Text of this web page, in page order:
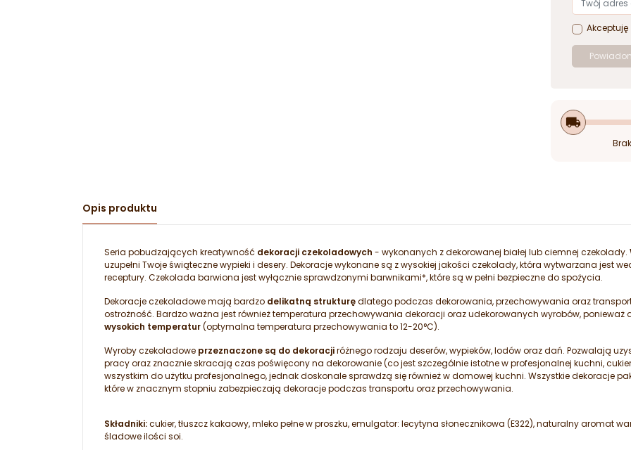
Akceptuję
local_shipping
Opis produktu
Seria pobudzających kreatywność dekoracji czekoladowych - wykonanych z dekorowanej białej lub ciemnej czekolady.
uzupełni Twoje świąteczne wypieki i desery. Dekoracje wykonane są z wysokiej jakości czekolady, która wytwarzana jest
receptury. Czekolada barwiona jest wyłącznie sprawdzonymi barwnikami*, które są w pełni bezpieczne do spożycia.
Dekoracje czekoladowe mają bardzo delikatną strukturędlatego podczas dekorowania, przechowywania oraz
ostrożność. Bardzo ważna jest również temperatura przechowywania dekoracji oraz udekorowanych wyrobów,
wysokich temperatur(optymalna temperatura przechowywania to 12-20°C).
Wyroby czekoladowe przeznaczone są do dekoracjiróżnego rodzaju deserów, wypieków, lodów oraz dań. Pozwalają
pracy oraz znacznie skracają czas poświęcony na dekorowanie (co jest szczególnie istotne w profesjonalnej kuchni,
wszystkim do użytku profesjonalnego, jednak doskonale sprawdzą się również w domowej kuchni. Wszystkie dekoracje
które w znacznym stopniu zabezpieczają dekoracje podczas transportu oraz przechowywania.
Składniki:cukier, tłuszcz kakaowy, mleko pełne w proszku, emulgator: lecytyna słonecznikowa (E322), naturalny aromat
śladowe ilości soi.